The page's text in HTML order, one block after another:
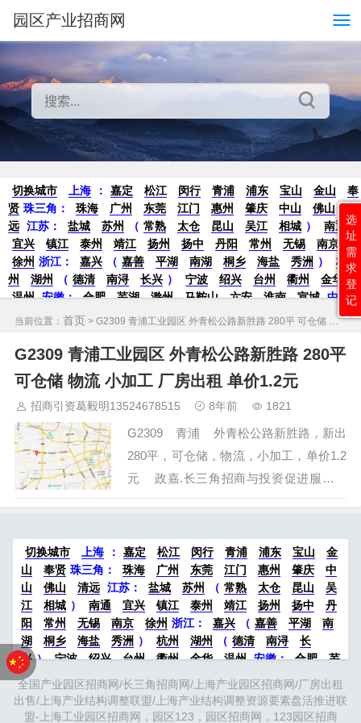
园区产业招商网
切换城市 上海 ： 嘉定 松江 闵行 青浦 浦东 宝山 金山
奉
贤 珠三角： 珠海 广州 东莞 江门 惠州 肇庆 中山 佛山
远 江苏 ： 盐城 苏州 （ 常熟 太仓 昆山 吴江 相城 ）
南通
宜兴
镇江 泰州 靖江 扬州 扬中 丹阳 常州 无锡
南京
徐州 浙江： 嘉兴 （ 嘉善 平湖 南湖 桐乡 海盐 秀洲 ）
杭
州
湖州 （ 德清 南浔 长兴 ） 宁波 绍兴 台州 衢州
金华
温州 安徽： 合肥 芜湖 滁州 马鞍山 六安 淮南 宣城 中
部：
南昌 郑州 洛阳 新密 武汉 宜昌 襄阳 重庆 成都
德
安
香河 大厂 永清 三河 霸州 ） 保定 （ 涿州 涞水 ） 太原
威海
烟台 青岛 福建： 福州 漳州 泉州 龙岩 西南：
南宁 华北： 沈阳 大连 海外园区： 印尼 泰国 越南
马来西亚
新加坡
高科
华夏幸福 联东U谷 万洋 均和 平谦迈高 咨询热线： 400-
0123-021
当前位置： 首页 > G2309 青浦工业园区 外青松公路新胜路 280平 可仓储 物流 小加工 厂房出租 单价1.2元
G2309 青浦工业园区 外青松公路新胜路 280平
可仓储 物流 小加工 厂房出租 单价1.2元
招商引资葛毅明13524678515 8年前 1821
G2309 青浦 外青松公路新胜路，新出
280平，可仓储，物流，小加工，单价1.2
元 政嘉.长三角招商与投资促进服务中
心 招商热线 400-0123-021 全程免佣
切换城市 上海 ： 嘉定 松江 闵行 青浦 浦东 宝山
金
山
奉贤 珠三角： 珠海 广州 东莞 江门 惠州 肇庆
中
山
佛山 清远 江苏 ： 盐城 苏州 （ 常熟 太仓 昆山
吴
江
相城 ） 南通 宜兴 镇江 泰州 靖江 扬州 扬中
丹
阳
常州 无锡 南京 徐州 浙江： 嘉兴 （ 嘉善 平湖
南
湖
桐乡 海盐 秀洲 ） 杭州 湖州 （ 德清 南浔
长
兴 ） 宁波 绍兴 台州 衢州 金华 温州 安徽： 合肥
芜
湖
滁州 马鞍山 六安 淮南 宣城 中部： 南昌 郑州
阳
新密 武汉 宜昌 襄阳 重庆 成都 德阳 长沙
株洲
湘潭
西安 京津冀鲁： 北京 天津 廊坊 （ 固安 香河 大
全国产业园区招商网/长三角招商网/上海产业园区招商网/厂房出租
出售/上海产业结构调整联盟/上海产业结构调整资源要素盘活推进联
盟-上海工业园区招商网，园区123，园区招商网，123园区招商
选
址
需
求
登
记